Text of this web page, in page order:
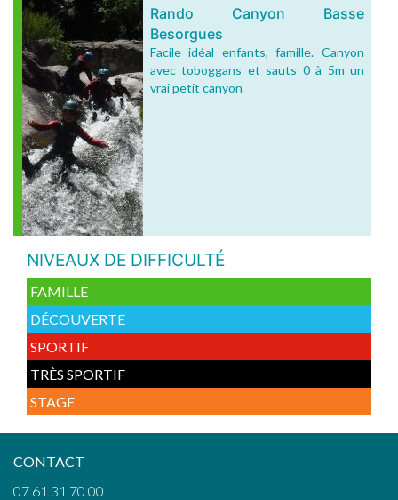
Rando Canyon Basse
Besorgues
Facile idéal enfants, famille. Canyon
avec toboggans et sauts 0 à 5m un
vrai petit canyon
NIVEAUX DE DIFFICULTÉ
FAMILLE
DÉCOUVERTE
SPORTIF
TRÈS SPORTIF
STAGE
CONTACT
07 61 31 70 00